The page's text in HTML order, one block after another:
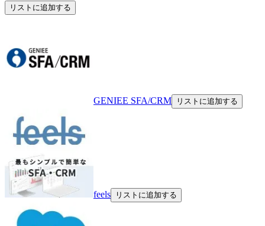
リストに追加する
GENIEE SFA/CRM リストに追加する
feels リストに追加する